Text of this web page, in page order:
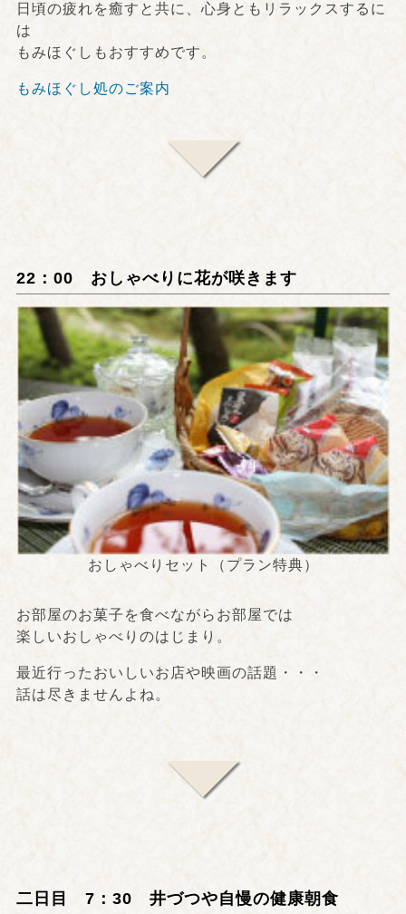
日頃の疲れを癒すと共に、心身ともリラックスするに
は
もみほぐしもおすすめです。
もみほぐし処のご案内
22：00 おしゃべりに花が咲きます
おしゃべりセット（プラン特典）
お部屋のお菓子を食べながらお部屋では
楽しいおしゃべりのはじまり。
最近行ったおいしいお店や映画の話題・・・
話は尽きませんよね。
二日目 7：30 井づつや自慢の健康朝食